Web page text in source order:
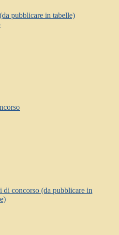
pubblicare in tabelle)
di concorso (da pubblicare in